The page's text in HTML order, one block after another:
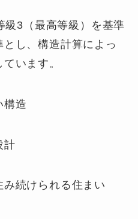
級3（最高等級）を基準
し、構造計算によっ
います。
構造
計
続けられる住まい